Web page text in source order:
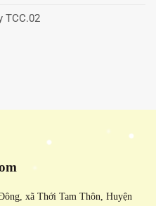
TCC.02
xã Thới Tam Thôn, Huyện